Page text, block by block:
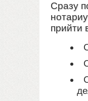
Сразу
прийти